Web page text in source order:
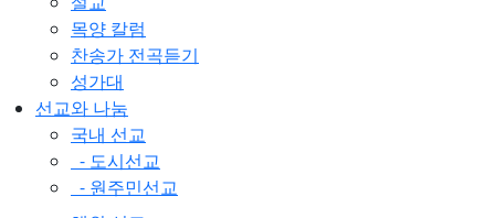
목양 칼럼
찬송가 전곡듣기
성가대
선교와 나눔
국내 선교
- 도시선교
- 원주민선교